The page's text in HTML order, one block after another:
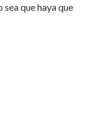
que haya que